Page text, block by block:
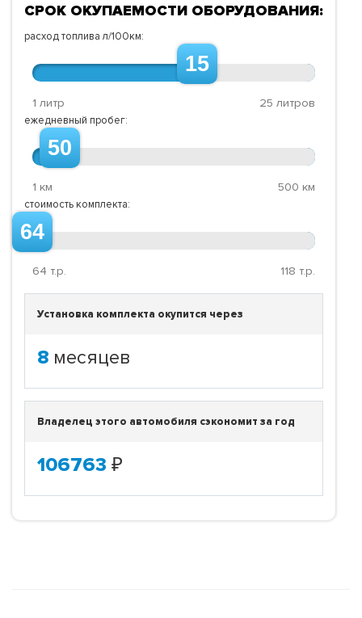
СРОК ОКУПАЕМОСТИ ОБОРУДОВАНИЯ:
расход топлива л/100км:
15
1 литр 25 литров
ежедневный пробег:
50
1 км 500 км
стоимость комплекта:
64
64 т.р. 118 т.р.
Установка комплекта окупится через
8 месяцев
Владелец этого автомобиля сэкономит за год
106763 ₽